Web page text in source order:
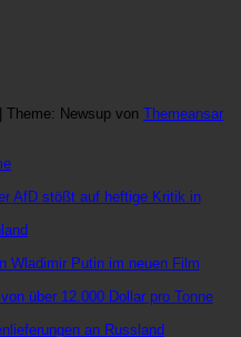
Theme: Newsup von Themeansar
AfD stößt auf heftige Kritik in
Wladimir Putin im neuen Film
über 12.000 Dollar pro Tonne
an Russland